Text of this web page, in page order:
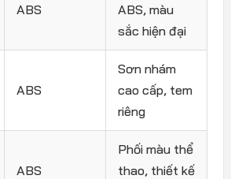
ABS
ABS, màu
sắc hiện đại
ABS
Sơn nhám
cao cấp, tem
riêng
ABS
Phối màu thể
thao, thiết kế